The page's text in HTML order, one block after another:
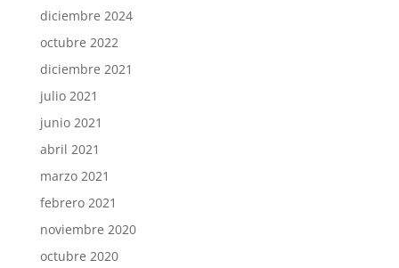
diciembre 2024
octubre 2022
diciembre 2021
julio 2021
junio 2021
abril 2021
marzo 2021
febrero 2021
noviembre 2020
octubre 2020